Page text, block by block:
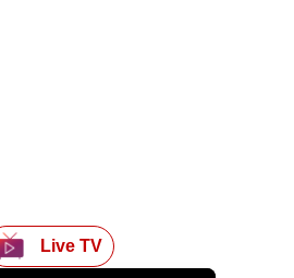
Live TV